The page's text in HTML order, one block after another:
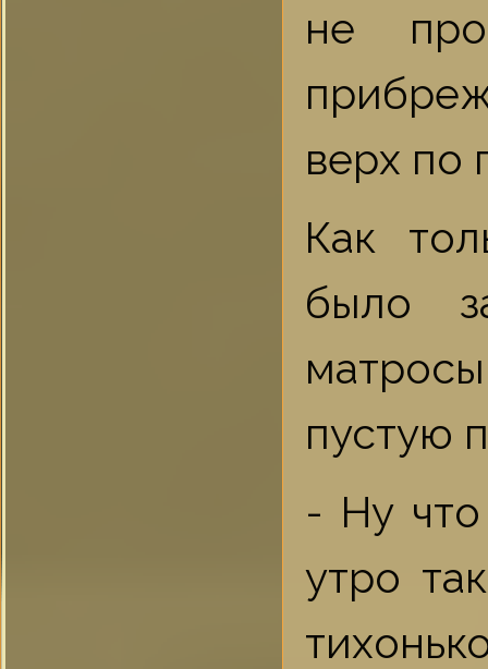
не
верх по
Как
было
пустую
- Ну
утро